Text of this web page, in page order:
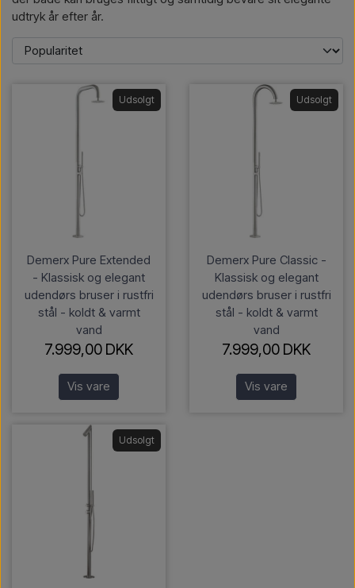
udtryk år efter år.
Udsolgt
Demerx Pure Extended
- Klassisk og elegant
udendørs bruser i rustfri
stål - koldt & varmt
vand
7.999,00 DKK
Vis vare
Udsolgt
Demerx Pure Classic -
Klassisk og elegant
udendørs bruser i rustfri
stål - koldt & varmt
vand
7.999,00 DKK
Vis vare
Udsolgt